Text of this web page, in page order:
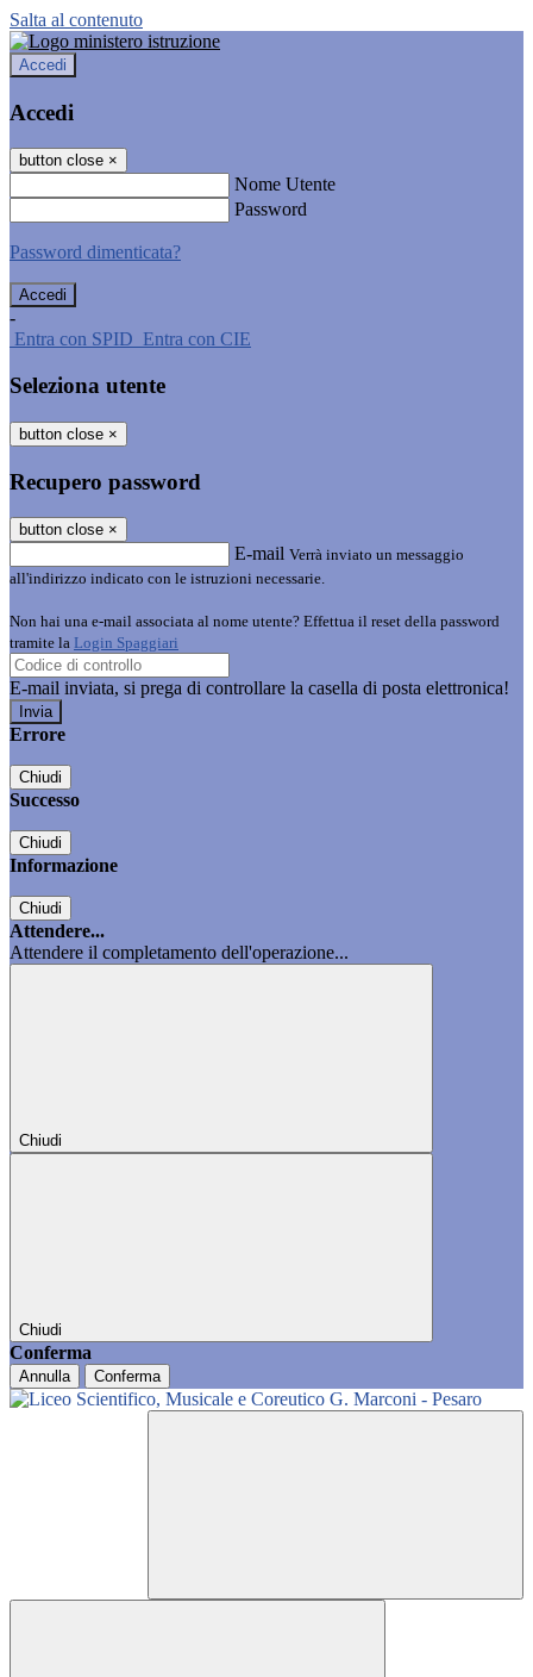
Salta al contenuto
Accedi
Accedi
button close ×
Nome Utente
Password
Password dimenticata?
-
Entra con SPID Entra con CIE
Seleziona utente
button close ×
Recupero password
button close ×
E-mail Verrà inviato un messaggio
all'indirizzo indicato con le istruzioni necessarie.
Non hai una e-mail associata al nome utente? Effettua il reset della password
tramite la Login Spaggiari
E-mail inviata, si prega di controllare la casella di posta elettronica!
Errore
Chiudi
Successo
Chiudi
Informazione
Chiudi
Attendere...
Attendere il completamento dell'operazione...
Chiudi
Chiudi
Conferma
Annulla Conferma